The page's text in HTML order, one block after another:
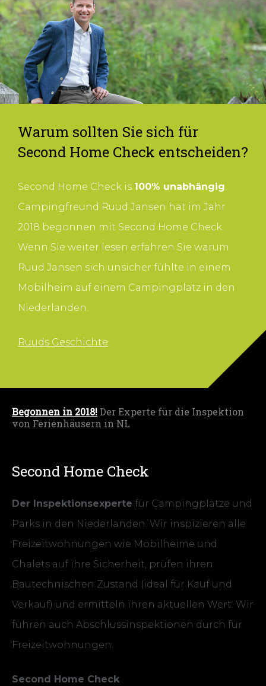
Ruud Jansen
Direktor & Campingfreund
Warum sollten Sie sich für
Second Home Check entscheiden?
Second Home Check is 100% unabhängig.
Campingfreund Ruud Jansen hat im Jahr
2018 begonnen mit Second Home Check.
Wenn Sie weiter lesen erfahren Sie warum
Ruud Jansen sich unsicher fühlte in einem
Mobilheim auf einem Campingplatz in den
Niederlanden.
Ruuds Geschichte
Begonnen in 2018!Der Experte für die Inspektion
von Ferienhäusern in NL
Second Home Check
Der Inspektionsexperte für Campingplätze und
Parks in den Niederlanden. Wir inspizieren alle
Freizeitwohnungen wie Mobilheime und
Chalets auf ihre Sicherheit, prüfen ihren
Bautechnischen Zustand (ideal für Kauf und
Verkauf) und ermitteln ihren aktuellen Wert. Wir
führen auch Abschlussinspektionen durch für
Freizeitwohnungen.
Second Home Check